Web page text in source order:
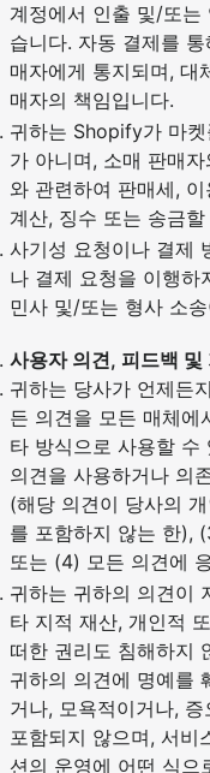
계정에서 인출 및/또는
습니다. 자동 결제를
매자에게 통지되며, 대
매자의 책임입니다.
귀하는 Shopify가 마
가 아니며, 소매 판매
와 관련하여 판매세,
계산, 징수 또는 송금
사기성 요청이나 결제
나 결제 요청을 이행하
민사 및/또는 형사 소
사용자 의견, 피드백 및
귀하는 당사가 언제든
든 의견을 모든 매체에
타 방식으로 사용할 수
의견을 사용하거나 의
(해당 의견이 당사의
를 포함하지 않는 한),
또는 (4) 모든 의견에
귀하는 귀하의 의견이
타 지적 재산, 개인적
떠한 권리도 침해하지
귀하의 의견에 명예를
거나, 모욕적이거나,
포함되지 않으며, 서비
션의 운영에 어떤 식으